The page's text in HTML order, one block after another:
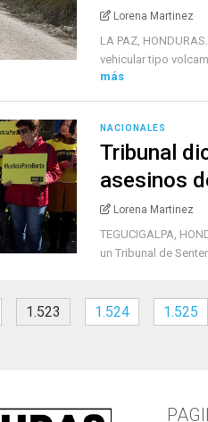
Lorena Martinez
LA PAZ,
vehicular tipo
más
NACIONALES
Tribunal
asesinos
Lorena Martinez
TEGUCIGALPA,
un Tribunal de
1.523 1.524 1.525